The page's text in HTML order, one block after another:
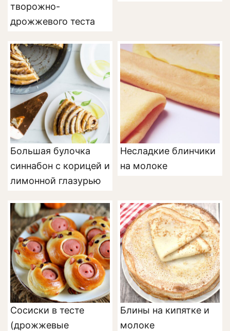
творожно-
дрожжевого теста
Большая булочка
синнабон с корицей и
лимонной глазурью
Несладкие блинчики
на молоке
Сосиски в тесте
(дрожжевые
Блины на кипятке и
молоке